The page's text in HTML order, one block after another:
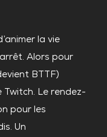
la vie
Alors pour
BTTF)
Le rendez-
pour les
Un